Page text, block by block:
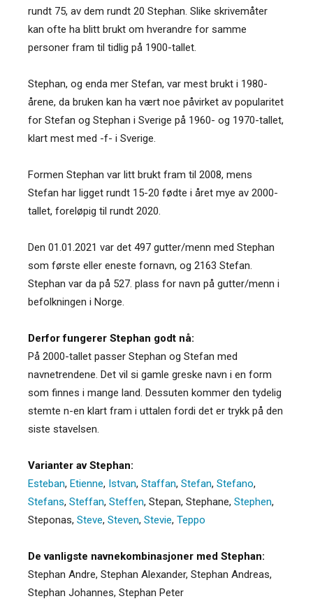
rundt 75, av dem rundt 20 Stephan. Slike skrivemåter
kan ofte ha blitt brukt om hverandre for samme
personer fram til tidlig på 1900-tallet.
Stephan, og enda mer Stefan, var mest brukt i 1980-
årene, da bruken kan ha vært noe påvirket av popularitet
for Stefan og Stephan i Sverige på 1960- og 1970-tallet,
klart mest med -f- i Sverige.
Formen Stephan var litt brukt fram til 2008, mens
Stefan har ligget rundt 15-20 fødte i året mye av 2000-
tallet, foreløpig til rundt 2020.
Den 01.01.2021 var det 497 gutter/menn med Stephan
som første eller eneste fornavn, og 2163 Stefan.
Stephan var da på 527. plass for navn på gutter/menn i
befolkningen i Norge.
Derfor fungerer Stephan godt nå:
På 2000-tallet passer Stephan og Stefan med
navnetrendene. Det vil si gamle greske navn i en form
som finnes i mange land. Dessuten kommer den tydelig
stemte n-en klart fram i uttalen fordi det er trykk på den
siste stavelsen.
Varianter av Stephan:
Esteban, Etienne, Istvan, Staffan, Stefan, Stefano,
Stefans, Steffan, Steffen, Stepan, Stephane, Stephen,
Steponas, Steve, Steven, Stevie, Teppo
De vanligste navnekombinasjoner med Stephan:
Stephan Andre, Stephan Alexander, Stephan Andreas,
Stephan Johannes, Stephan Peter